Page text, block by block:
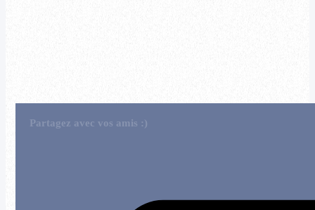
Partagez avec vos amis :)